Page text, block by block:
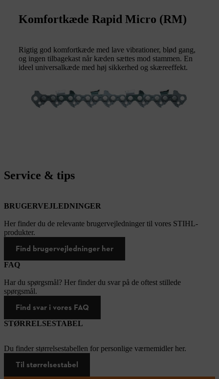
Komfortkæde Rapid Micro (RM)
Rigtig god komfortkæde med lave vibrationer, blød gang,
og ingen tilbagekast når kæden sættes mod stammen. En
ideel universalkæde med høj sikkerhed og skæreeffekt.
Service & tips
BRUGERVEJLEDNINGER
Her finder du de relevante brugervejledninger til vores STIHL-
produkter.
Find brugervejledninger her
FAQ
Har du spørgsmål? Her finder du svar på de oftest stillede
spørgsmål.
Find svar i vores FAQ
STØRRELSESTABEL
Du finder størrelsestabellen for personlige værnemidler her.
Til størrelsestabel